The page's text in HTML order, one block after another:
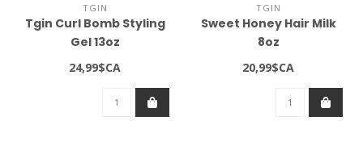
TGIN
Tgin Curl Bomb Styling
Gel 13oz
24,99$CA
TGIN
Sweet Honey Hair Milk
8oz
20,99$CA